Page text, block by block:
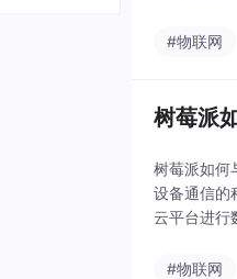
#物联网
树莓派
树莓派如何
设备通信的
云平台进行
#物联网